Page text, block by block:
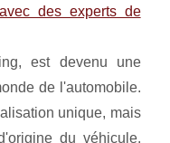
des experts de
est devenu une
de l'automobile.
unique, mais
du véhicule.